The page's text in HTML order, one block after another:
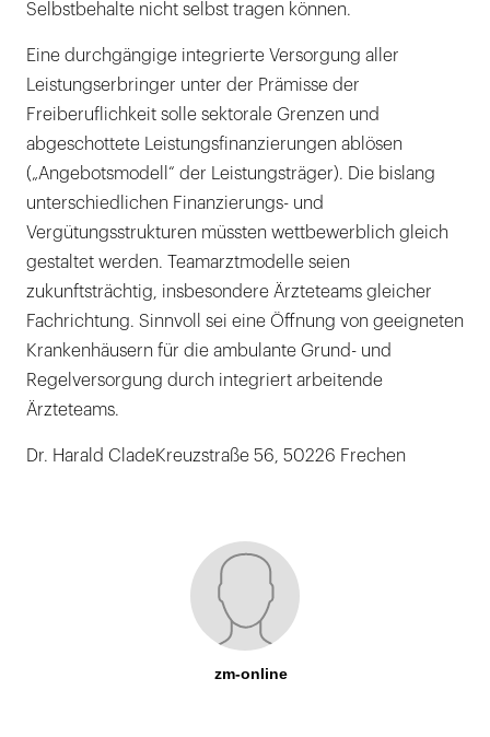
Selbstbehalte nicht selbst tragen können.
Eine durchgängige integrierte Versorgung aller
Leistungserbringer unter der Prämisse der
Freiberuflichkeit solle sektorale Grenzen und
abgeschottete Leistungsfinanzierungen ablösen
(„Angebotsmodell“ der Leistungsträger). Die bislang
unterschiedlichen Finanzierungs- und
Vergütungsstrukturen müssten wettbewerblich gleich
gestaltet werden. Teamarztmodelle seien
zukunftsträchtig, insbesondere Ärzteteams gleicher
Fachrichtung. Sinnvoll sei eine Öffnung von geeigneten
Krankenhäusern für die ambulante Grund- und
Regelversorgung durch integriert arbeitende
Ärzteteams.
Dr. Harald CladeKreuzstraße 56, 50226 Frechen
zm-online